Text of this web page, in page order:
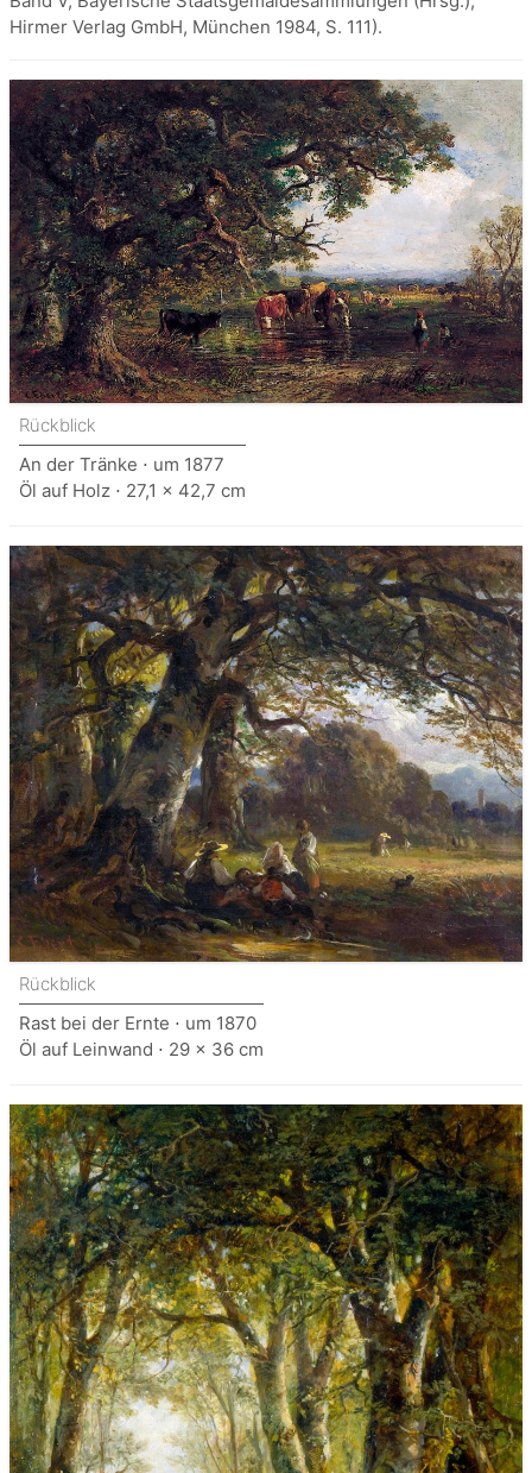
Hirmer Verlag GmbH, München 1984, S. 111).
Rückblick
An der Tränke ⋅ um 1877
Öl auf Holz ⋅ 27,1 x 42,7 cm
Rückblick
Rast bei der Ernte ⋅ um 1870
Öl auf Leinwand ⋅ 29 x 36 cm